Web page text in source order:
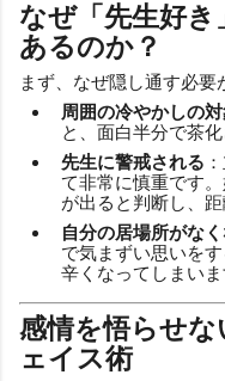
なぜ「先生好
あるのか？
まず、なぜ隠し通す必要
周囲の冷やかしの
と、面白半分で茶
先生に警戒される
て非常に慎重です
が出ると判断し、
自分の居場所がな
で気まずい思いを
辛くなってしまいま
感情を悟らせな
ェイス術